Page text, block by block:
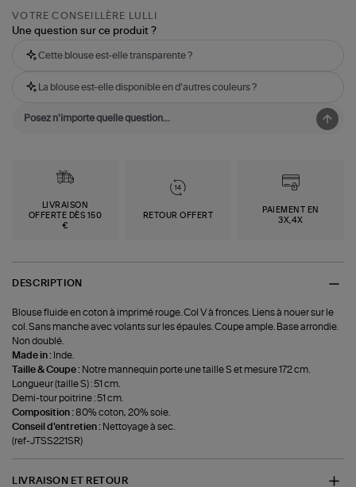
VOTRE CONSEILLÈRE LULLI
Une question sur ce produit ?
Cette blouse est-elle transparente ?
La blouse est-elle disponible en d'autres couleurs ?
LIVRAISON
OFFERTE DÈS 150
€
RETOUR OFFERT
PAIEMENT EN
3X,4X
DESCRIPTION
Blouse fluide en coton à imprimé rouge. Col V à fronces. Liens à nouer sur le
col. Sans manche avec volants sur les épaules. Coupe ample. Base arrondie.
Non doublé.
Made in : Inde.
Taille & Coupe : Notre mannequin porte une taille S et mesure 172 cm.
Longueur (taille S) : 51 cm.
Demi-tour poitrine : 51 cm.
Composition :80% coton, 20% soie.
Conseil d'entretien : Nettoyage à sec.
(ref-JTSS221SR)
LIVRAISON ET RETOUR